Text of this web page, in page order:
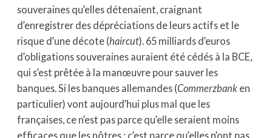
souveraines qu’elles détenaient, craignant
d’enregistrer des dépréciations de leurs actifs et le
risque d’une décote (haircut). 65 milliards d’euros
d’obligations souveraines auraient été cédés à la BCE,
qui s’est prêtée à la manœuvre pour sauver les
banques. Si les banques allemandes (Commerzbank en
particulier) vont aujourd’hui plus mal que les
françaises, ce n’est pas parce qu’elle seraient moins
efficaces que les nôtres : c’est parce qu’elles n’ont pas